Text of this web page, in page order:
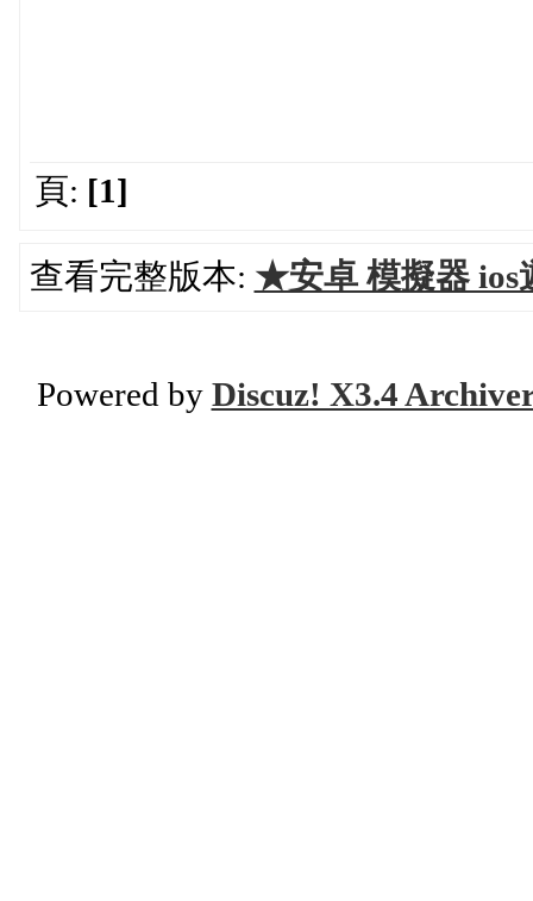
頁: [1]
查看完整版本: ★安卓 模擬器 ios
Powered by Discuz! X3.4